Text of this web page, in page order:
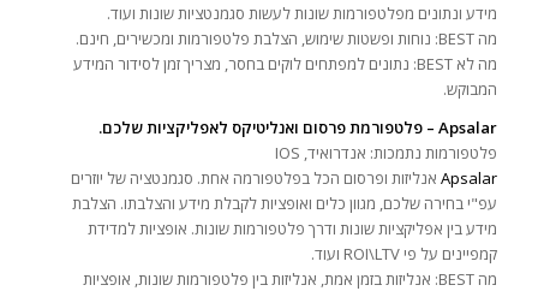
מידע ונתונים מפלטפורמות שונות לעשות סגמנטציות שונות ועוד.
מה BEST: נוחות ופשטות שימוש, הצלבת פלטפורמות ומכשירים, חינם.
מה לא BEST: נתונים למפתחים לוקים בחסר, מצריך זמן לסידור המידע
המבוקש.
Apsalar – פלטפורמת פרסום ואנליטיקס לאפליקציות שלכם.
פלטפורמות נתמכות: אנדרואיד, IOS
Apsalarאנליזות ופרסום הכל בפלטפורמה אחת. סגמנטציה של יוזרים
עפ"י בחירה שלכם, מגוון כלים ואופציות לקבלת מידע והצלבתו. הצלבת
מידע בין אפליקציות שונות ודרך פלטפורמות שונות. אופציות למדידת
קמפיינים על פי ROI\LTV ועוד.
מה BEST: אנליזות בזמן אמת, אנליזות בין פלטפורמות שונות, אופציות